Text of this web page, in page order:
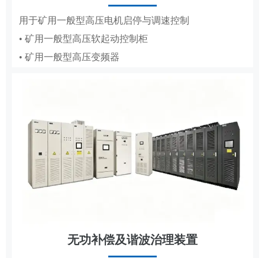
用于矿用一般型高压电机启停与调速控制
• 矿用一般型高压软起动控制柜
• 矿用一般型高压变频器
无功补偿及谐波治理装置
MCS
用于高低压电机的变频调速、节能与保护
• 辅助控制系统